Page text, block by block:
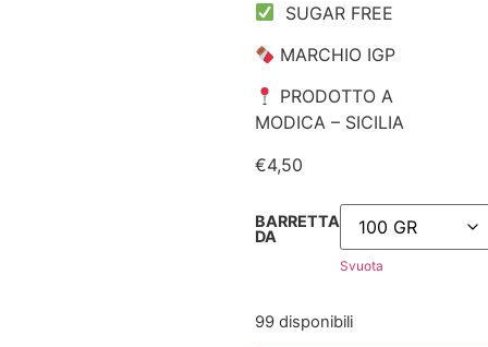
SUGAR FREE
MARCHIO IGP
PRODOTTO A
MODICA – SICILIA
€4,50
BARRETTA
DA
Svuota
99 disponibili